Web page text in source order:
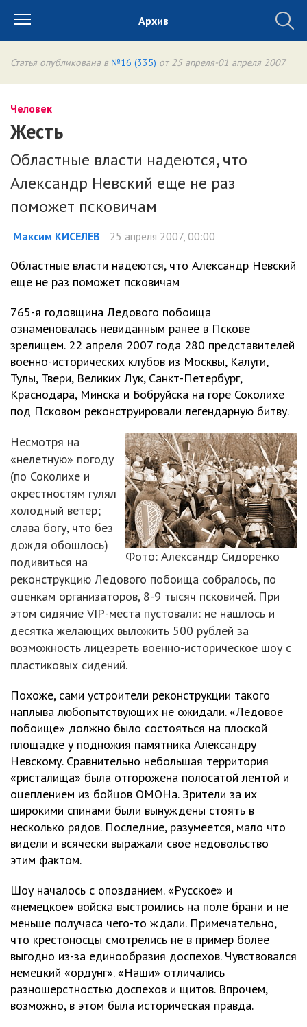
Архив
Статья опубликована в №16 (335) от 25 апреля-01 апреля 2007
Человек
Жесть
Областные власти надеются, что
Александр Невский еще не раз
поможет псковичам
Максим КИСЕЛЕВ 25 апреля 2007, 00:00
Областные власти надеются, что Александр Невский
еще не раз поможет псковичам
765-я годовщина Ледового побоища
ознаменовалась невиданным ранее в Пскове
зрелищем. 22 апреля 2007 года 280 представителей
военно-исторических клубов из Москвы, Калуги,
Тулы, Твери, Великих Лук, Санкт-Петербург,
Краснодара, Минска и Бобруйска на горе Соколихе
под Псковом реконструировали легендарную битву.
Фото: Александр Сидоренко
Несмотря на
«нелетную» погоду
(по Соколихе и
окрестностям гулял
холодный ветер;
слава богу, что без
дождя обошлось)
подивиться на
реконструкцию Ледового побоища собралось, по
оценкам организаторов, 8-9 тысяч псковичей. При
этом сидячие VIP-места пустовали: не нашлось и
десятка желающих выложить 500 рублей за
возможность лицезреть военно-историческое шоу с
пластиковых сидений.
Похоже, сами устроители реконструкции такого
наплыва любопытствующих не ожидали. «Ледовое
побоище» должно было состояться на плоской
площадке у подножия памятника Александру
Невскому. Сравнительно небольшая территория
«ристалища» была отгорожена полосатой лентой и
оцеплением из бойцов ОМОНа. Зрители за их
широкими спинами были вынуждены стоять в
несколько рядов. Последние, разумеется, мало что
видели и всячески выражали свое недовольство
этим фактом.
Шоу началось с опозданием. «Русское» и
«немецкое» войска выстроились на поле брани и не
меньше получаса чего-то ждали. Примечательно,
что крестоносцы смотрелись не в пример более
выгодно из-за единообразия доспехов. Чувствовался
немецкий «ордунг». «Наши» отличались
разношерстностью доспехов и щитов. Впрочем,
возможно, в этом была историческая правда.